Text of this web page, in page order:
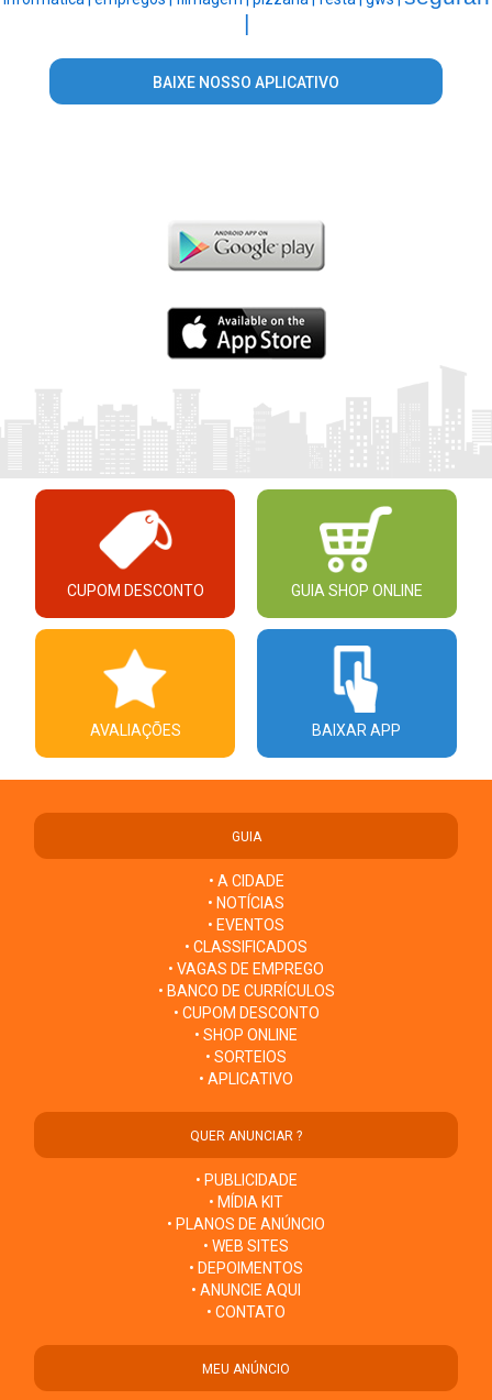
|
BAIXE NOSSO APLICATIVO
CUPOM DESCONTO GUIA SHOP ONLINE
AVALIAÇÕES BAIXAR APP
GUIA
• A CIDADE
• NOTÍCIAS
• EVENTOS
• CLASSIFICADOS
• VAGAS DE EMPREGO
• BANCO DE CURRÍCULOS
• CUPOM DESCONTO
• SHOP ONLINE
• SORTEIOS
• APLICATIVO
QUER ANUNCIAR ?
• PUBLICIDADE
• MÍDIA KIT
• PLANOS DE ANÚNCIO
• WEB SITES
• DEPOIMENTOS
• ANUNCIE AQUI
• CONTATO
MEU ANÚNCIO